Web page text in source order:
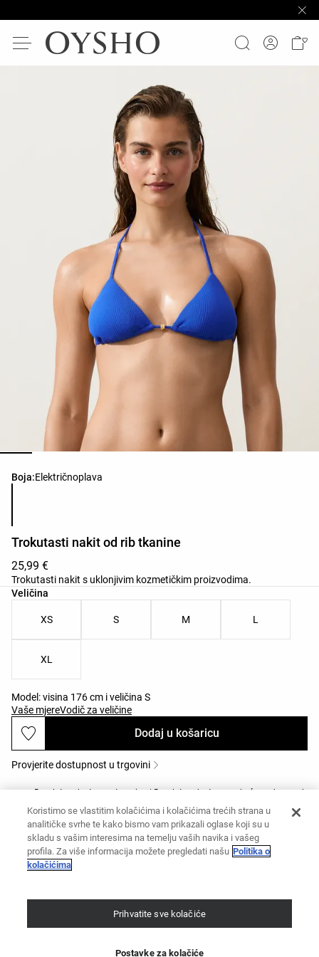
Boja:Električnoplava
Popis boja proizvoda
Trokutasti nakit od rib tkanine
25,99 €
Trokutasti nakit s uklonjivim kozmetičkim proizvodima.
Veličina
Popis veličina proizvoda
XS S M L
XL
Model: visina 176 cm i veličina S
Vaše mjereVodič za veličine
Dodaj u košaricu
Provjerite dostupnost u trgovini
Besplatna dostava u trgovinu | Besplatna dostava na kućnu adresu od
Besplatni povrati u trgovini i na mjestima za preuzimanje
Opis proizvoda
Šifra proizvoda: 0712/534/447
Trokutasti nakit s podesivom pokrivenošću, bez žice i s uklonjivim
Materijali i održavanje
Koristimo se vlastitim kolačićima i kolačićima trećih strana u
analitičke svrhe te kako bismo vam prikazali oglase koji su u
skladu s vašim interesima na temelju vaših navika i vašeg
profila. Za više informacija možete pregledati našu Politika o
kolačićima
Postavke za kolačiće
Prihvatite sve kolačiće